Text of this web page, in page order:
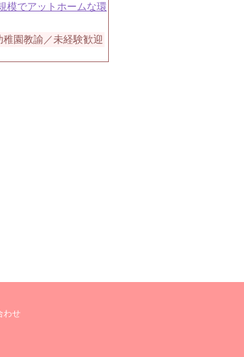
模でアットホームな環
稚園教諭／未経験歓迎
わせ